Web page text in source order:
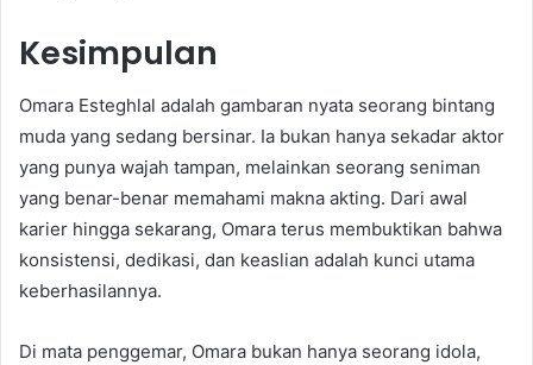
Kesimpulan
Omara Esteghlal adalah gambaran nyata seorang bintang
muda yang sedang bersinar. Ia bukan hanya sekadar aktor
yang punya wajah tampan, melainkan seorang seniman
yang benar-benar memahami makna akting. Dari awal
karier hingga sekarang, Omara terus membuktikan bahwa
konsistensi, dedikasi, dan keaslian adalah kunci utama
keberhasilannya.
Di mata penggemar, Omara bukan hanya seorang idola,